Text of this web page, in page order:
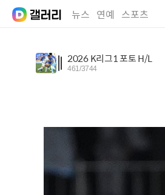
뉴스 연예 스포츠
2026 K리그1 포토 H/L
461/3744